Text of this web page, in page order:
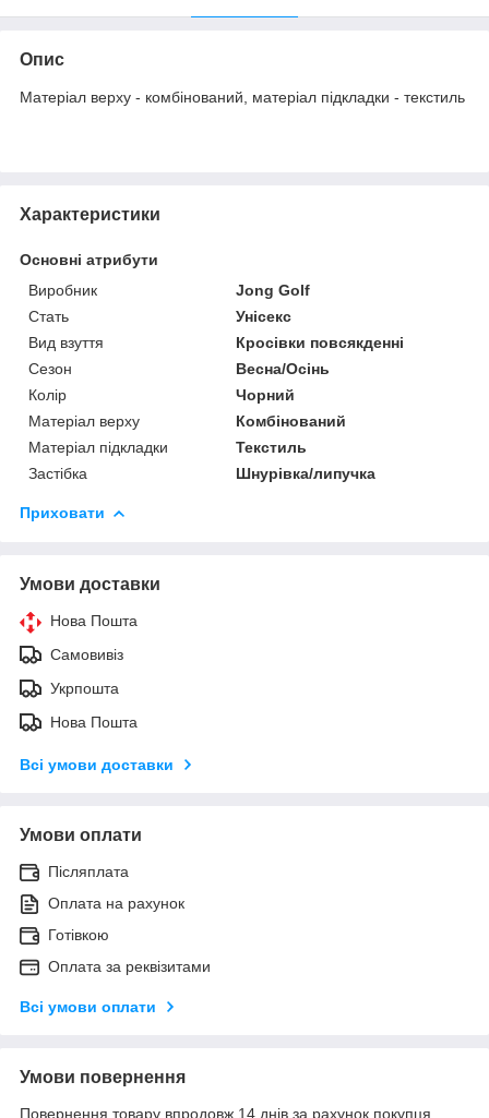
Опис
Матеріал верху - комбінований, матеріал підкладки - текстиль
Характеристики
Основні атрибути
Виробник
Jong Golf
Стать
Унісекс
Вид взуття
Кросівки повсякденні
Сезон
Весна/Осінь
Колір
Чорний
Матеріал верху
Комбінований
Матеріал підкладки
Текстиль
Застібка
Шнурівка/липучка
Приховати
Умови доставки
Нова Пошта
Самовивіз
Укрпошта
Нова Пошта
Всі умови доставки
Умови оплати
Післяплата
Оплата на рахунок
Готівкою
Оплата за реквізитами
Всі умови оплати
Умови повернення
Повернення товару впродовж 14 днів за рахунок покупця